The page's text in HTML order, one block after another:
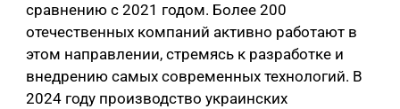
сравнению с 2021 годом. Более 200
отечественных компаний активно работают в
этом направлении, стремясь к разработке и
внедрению самых современных технологий. В
2024 году производство украинских